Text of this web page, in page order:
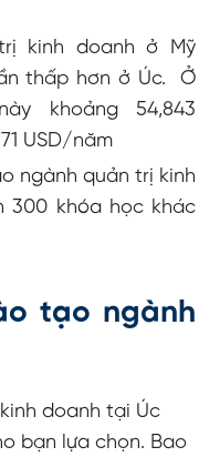
kinh doanh ở Mỹ
thấp hơn ở Úc. Ở
khoảng 54,843
USD/năm
ngành quản trị kinh
300 khóa học khác
tạo ngành
doanh tại Úc
bạn lựa chọn. Bao